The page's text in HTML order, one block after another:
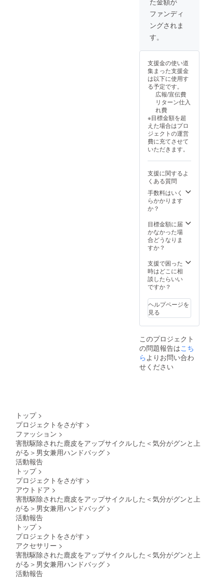
ファンディ
ングされま
す。
支援金の使い道
集まった支援金
は以下に使用す
る予定です。
広報/宣伝費
リターン仕入
れ費
※目標金額を超
えた場合はプロ
ジェクトの運営
費に充てさせて
いただきます。
支援に関するよ
くある質問
手数料はいく
らかかります
か？
目標金額に届
かなかった場
合どうなりま
すか？
支援で困った
時はどこに相
談したらいい
ですか？
ヘルプページを
見る
このプロジェクト
の問題報告はこち
ら よりお問い合わ
せください
トップ >
プロジェクトをさがす >
ファッション >
害獣駆除された鹿皮をアップサイクルした＜気分がグンと上
がる＞男女兼用ハンドバッグ >
活動報告
トップ >
プロジェクトをさがす >
アウトドア >
害獣駆除された鹿皮をアップサイクルした＜気分がグンと上
がる＞男女兼用ハンドバッグ >
活動報告
トップ >
プロジェクトをさがす >
アクセサリー >
害獣駆除された鹿皮をアップサイクルした＜気分がグンと上
がる＞男女兼用ハンドバッグ >
活動報告